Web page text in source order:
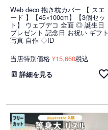
Web deco 抱き枕カバー 【 スエ
ード 】【45×100cm】【3個セッ
ト】 ウェブデコ 全面 ◎ 誕生日
プレゼント 記念日 お祝い ギフト
写真 自作 ◇ID
当店特別価格 ¥15,660税込
詳細を見る